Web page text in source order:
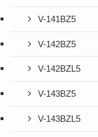
V-141BZ5
V-142BZ5
V-142BZL5
V-143BZ5
V-143BZL5